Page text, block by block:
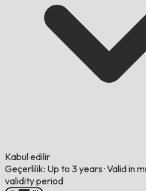
Kabul edilir
Geçerlilik: Up to 3 years ·Valid in
validity period